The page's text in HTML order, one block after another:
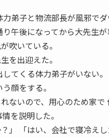
力弟子と物流部長が風邪で
午後になってから大先生が
吹いている。
を出迎えた。
てくる体力弟子がいない。
顔をする。
れないので、用心のため家
を説明した。
？」 「はい、会社で寝冷